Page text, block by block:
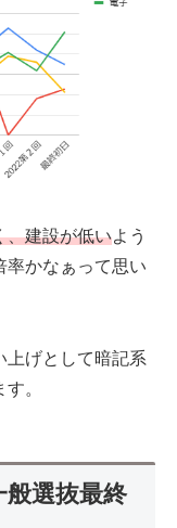
、建設が低いよう
率かなぁって思い
上げとして暗記系
。
般選抜最終